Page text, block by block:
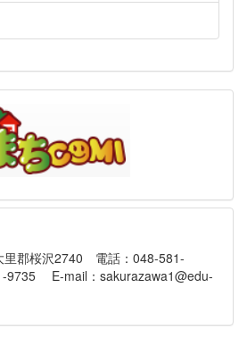
郡桜沢2740 電話：048-581-
E-mail：sakurazawa1@edu-